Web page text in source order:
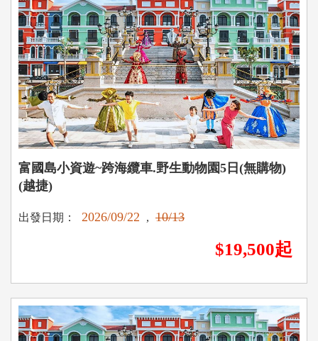
富國島小資遊~跨海纜車.野生動物園5日(無購物)
(越捷)
出發日期： 2026/09/22 , 10/13
$19,500起